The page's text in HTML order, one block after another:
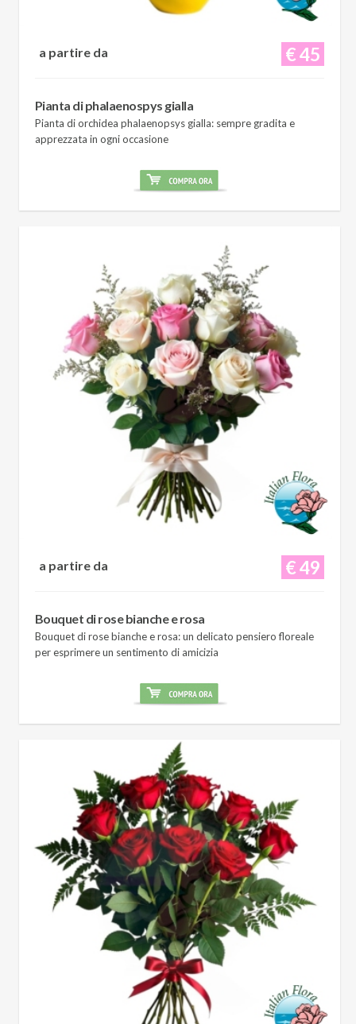
€ 45
a partire da
Pianta di phalaenospys gialla
Pianta di orchidea phalaenopsys gialla: sempre gradita e
apprezzata in ogni occasione
€ 49
a partire da
Bouquet di rose bianche e rosa
Bouquet di rose bianche e rosa: un delicato pensiero floreale
per esprimere un sentimento di amicizia